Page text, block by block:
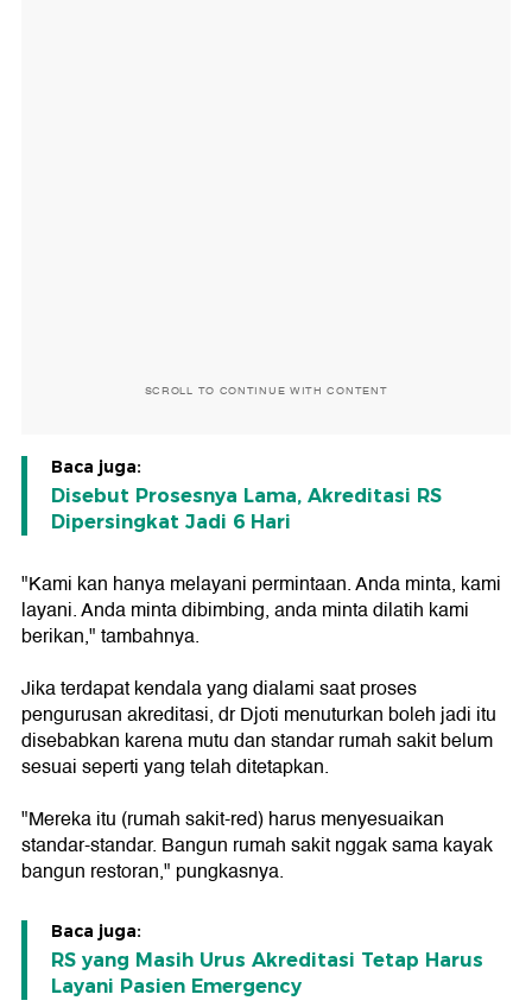
SCROLL TO CONTINUE WITH CONTENT
Baca juga:
Disebut Prosesnya Lama, Akreditasi RS
Dipersingkat Jadi 6 Hari
"Kami kan hanya melayani permintaan. Anda minta, kami
layani. Anda minta dibimbing, anda minta dilatih kami
berikan," tambahnya.
Jika terdapat kendala yang dialami saat proses
pengurusan akreditasi, dr Djoti menuturkan boleh jadi itu
disebabkan karena mutu dan standar rumah sakit belum
sesuai seperti yang telah ditetapkan.
"Mereka itu (rumah sakit-red) harus menyesuaikan
standar-standar. Bangun rumah sakit nggak sama kayak
bangun restoran," pungkasnya.
Baca juga:
RS yang Masih Urus Akreditasi Tetap Harus
Layani Pasien Emergency